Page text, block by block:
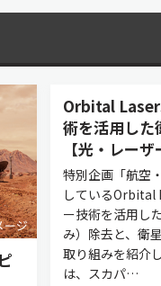
Orbital
術を活用した
【光・レー
特別企画「航空
しているOrbital
ー技術を活用し
み）除去と、衛
取り組みを紹介
は、スカパ…